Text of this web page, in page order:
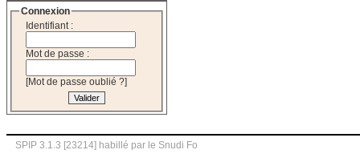
Connexion
Identifiant :
Mot de passe :
[Mot de passe oublié ?]
SPIP 3.1.3 [23214] habillé par le Snudi Fo